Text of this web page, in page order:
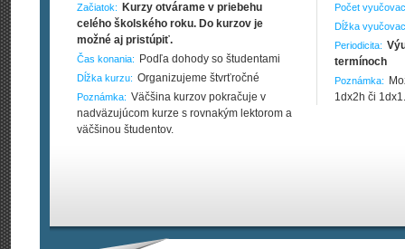
Začiatok:
Kurzy otvárame v priebehu
celého školského roku. Do kurzov je
možné aj pristúpiť.
Čas konania: Podľa dohody so študentami
Dĺžka kurzu: Organizujeme štvrťročné
Poznámka: Väčšina kurzov pokračuje v
nadväzujúcom kurze s rovnakým lektorom a
väčšinou študentov.
Počet
Dĺžka
Periodicita:
termínoch
Poznámka:
1dx2h či